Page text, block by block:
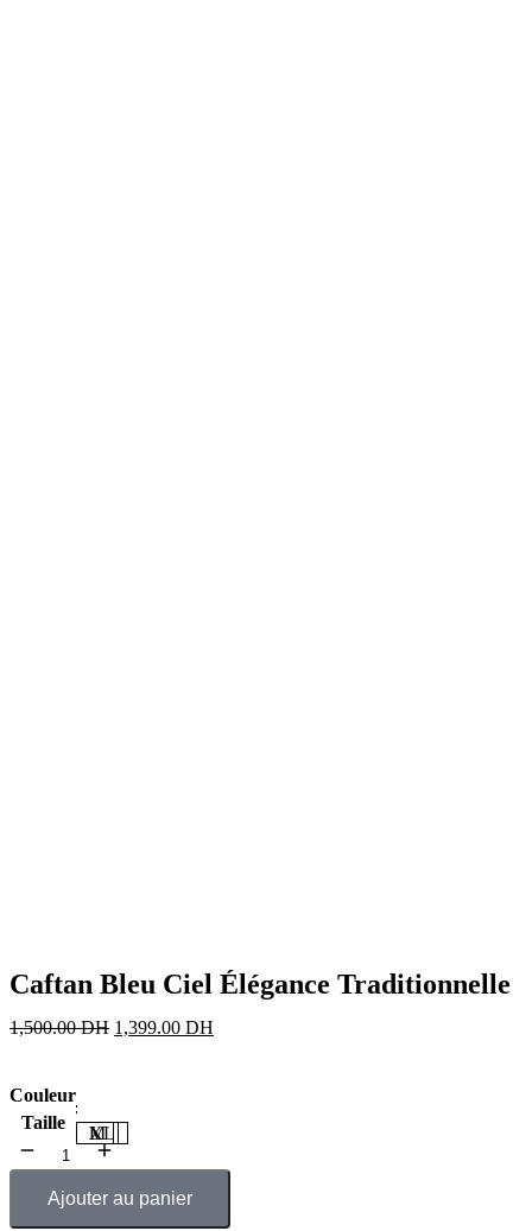
Caftan Bleu Ciel Élégance Traditionnelle
1,500.00DH 1,399.00 DH
Couleur
Taille
M
L
XL
Ajouter au panier